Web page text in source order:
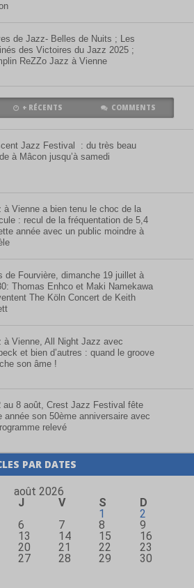
de Jazz- Belles de Nuits ; Les
des Victoires du Jazz 2025 ;
ReZZo Jazz à Vienne
+ RÉCENTS COMMENTS
Jazz Festival : du très beau
à Mâcon jusqu’à samedi
à Vienne a bien tenu le choc de la
: recul de la fréquentation de 5,4
année avec un public moindre à
de Fourvière, dimanche 19 juillet à
Thomas Enhco et Maki Namekawa
The Köln Concert de Keith
à Vienne, All Night Jazz avec
et bien d’autres : quand le groove
son âme !
au 8 août, Crest Jazz Festival fête
année son 50ème anniversaire avec
relevé
PAR DATES
août 2026
J V S
D
1
2
6 7 8
9
13 14 15
16
20 21 22
23
27 28 29
30